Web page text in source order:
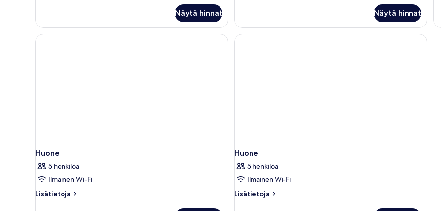
Näytä hinnat Näytä hinnat
Huone
5 henkilöä
Ilmainen Wi-Fi
Lisätietoja
Lisätietoja
Huone
5 henkilöä
Ilmainen Wi-Fi
Lisätietoja
Lisätietoja